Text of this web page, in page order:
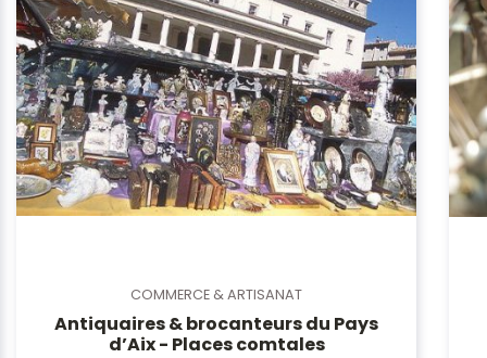
COMMERCE & ARTISANAT
Antiquaires & brocanteurs du Pays
d’Aix - Places comtales